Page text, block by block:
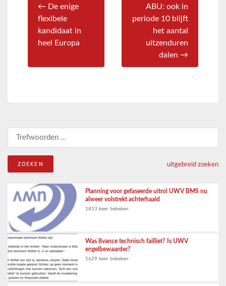
← De enige
flexibele
kandidaat in
heel Europa
ABU: ook in
periode 10 blijft
het aantal
uitzenduren
dalen →
Zoeken naar:
uitgebreid zoeken
Planning voor gefaseerde uitrol UWV BMS nu
alweer volstrekt achterhaald
1853 keer bekeken
Was 8vance technisch failliet? Is UWV
engelbewaarder?
1629 keer bekeken